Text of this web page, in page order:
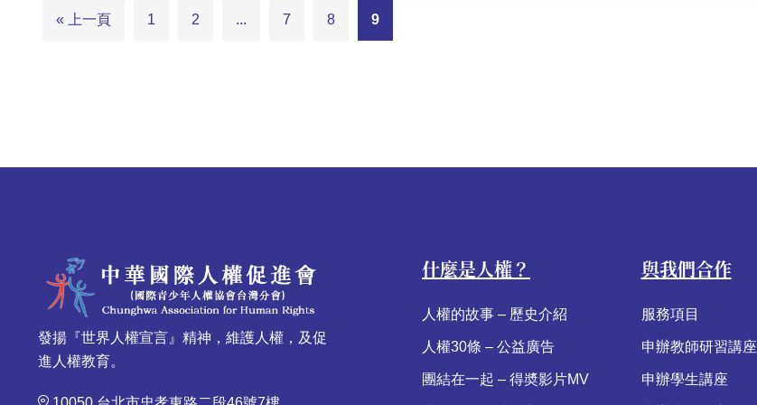
« 上一頁 1 2 ... 7 8 9
發揚『世界人權宣言』精神，維護人權，及促
進人權教育。
什麼是人權？
人權的故事 – 歷史介紹
人權30條 – 公益廣告
團結在一起 – 得奬影片MV
與我們合作
服務項目
申辦教師研習講座
申辦學生講座